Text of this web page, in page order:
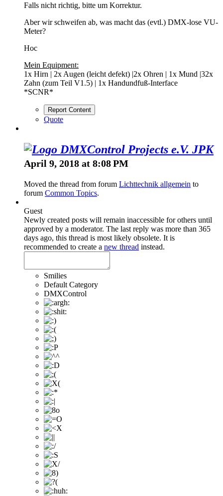
Falls nicht richtig, bitte um Korrektur.
Aber wir schweifen ab, was macht das (evtl.) DMX-lose VU-
Meter?
Hoc
Mein Equipment:
1x Hirn | 2x Augen (leicht defekt) |2x Ohren | 1x Mund |32x
Zahn (zum Teil V1.5) | 1x Handundfuß-Interface
*SCNR*
Report Content
Quote
JPK
April 9, 2018 at 8:08 PM
Moved the thread from forum Lichttechnik allgemein to
forum Common Topics.
Guest
Newly created posts will remain inaccessible for others until
approved by a moderator. The last reply was more than 365
days ago, this thread is most likely obsolete. It is
recommended to create a new thread instead.
Smilies
Default Category
DMXControl